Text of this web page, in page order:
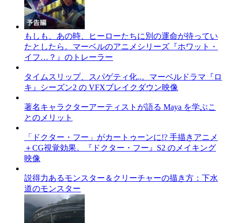
もしも、あの時、ヒーローたちに別の運命が待ってい
たとしたら。マーベルのアニメシリーズ『ホワット・
イフ…？』のトレーラー
タイムスリップ、スパゲティ化..。マーベルドラマ『ロ
キ』シーズン2 の VFXブレイクダウン映像
著名キャラクターアーティストが語る Maya を学ぶこ
とのメリット
「ドクター・フー」がカートゥーンに!? 手描きアニメ
＋CG視覚効果。『ドクター・フー』S2 のメイキング
映像
説得力あるモンスター＆クリーチャーの描き方：下水
道のモンスター